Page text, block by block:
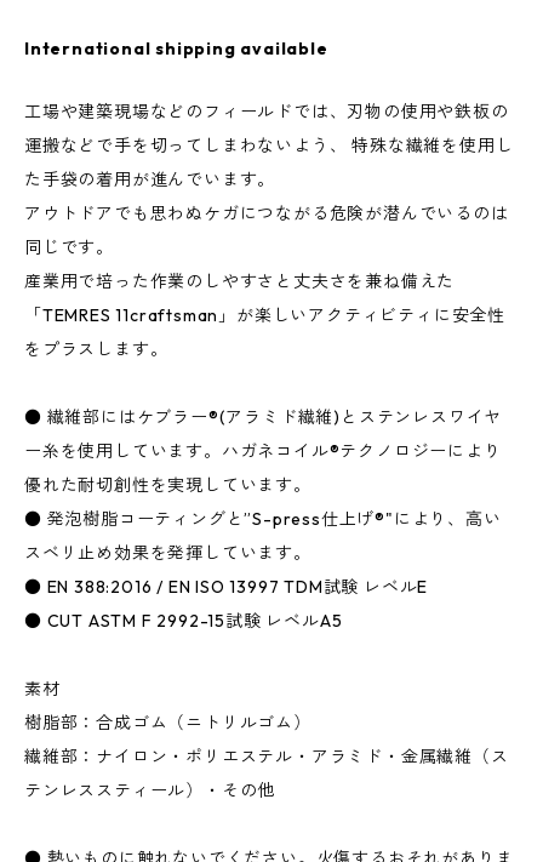
International shipping available
工場や建築現場などのフィールドでは、刃物の使用や鉄板の
運搬などで手を切ってしまわないよう、 特殊な繊維を使用し
た手袋の着用が進んでいます。
アウトドアでも思わぬケガにつながる危険が潜んでいるのは
同じです。
産業用で培った作業のしやすさと丈夫さを兼ね備えた
「TEMRES 11craftsman」が楽しいアクティビティに安全性
をプラスします。
● 繊維部にはケブラー®(アラミド繊維)とステンレスワイヤ
ー糸を使用しています。ハガネコイル®テクノロジーにより
優れた耐切創性を実現しています。
● 発泡樹脂コーティングと”S-press仕上げ®"により、高い
スベリ止め効果を発揮しています。
● EN 388:2016 / EN ISO 13997 TDM試験 レベルE
● CUT ASTM F 2992-15試験 レベルA5
素材
樹脂部：合成ゴム（ニトリルゴム）
繊維部：ナイロン・ポリエステル・アラミド・金属繊維（ス
テンレススティール）・その他